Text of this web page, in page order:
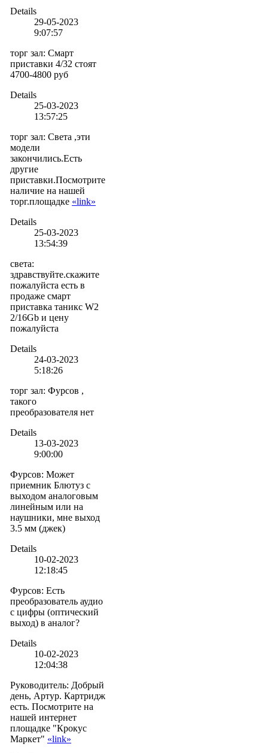
Details
29-05-2023
9:07:57
торг зал: Смарт
приставки 4/32 стоят
4700-4800 руб
Details
25-03-2023
13:57:25
торг зал: Света ,эти
модели
закончились.Есть
другие
приставки.Посмотрите
наличие на нашей
торг.площадке «link»
Details
25-03-2023
13:54:39
света:
здравствуйте.скажите
пожалуйста есть в
продаже смарт
приставка таникс W2
2/16Gb и цену
пожалуйста
Details
24-03-2023
5:18:26
торг зал: Фурсов ,
такого
преобразователя нет
Details
13-03-2023
9:00:00
Фурсов: Может
приемник Блютуз с
выходом аналоговым
линейным или на
наушники, мне выход
3.5 мм (джек)
Details
10-02-2023
12:18:45
Фурсов: Есть
преобразователь аудио
с цифры (оптический
выход) в аналог?
Details
10-02-2023
12:04:38
Руководитель: Добрый
день, Артур. Картридж
есть. Посмотрите на
нашей интернет
площадке "Крокус
Маркет" «link»